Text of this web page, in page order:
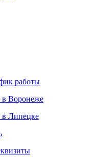
работы
в Воронеже
в Липецке